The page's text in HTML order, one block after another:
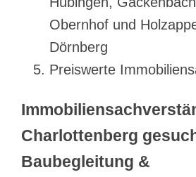
Obernhof und
Dörnberg
Preiswerte
Charlottenberg
Baubegleitung &